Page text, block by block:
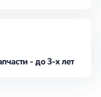
- до 3-х лет